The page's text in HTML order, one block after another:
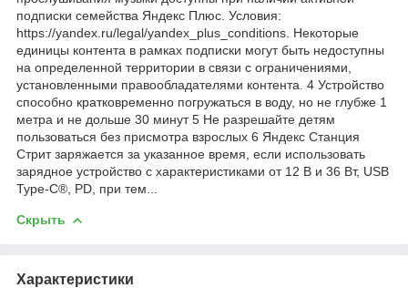
подписки семейства Яндекс Плюс. Условия:
https://yandex.ru/legal/yandex_plus_conditions. Некоторые
единицы контента в рамках подписки могут быть недоступны
на определенной территории в связи с ограничениями,
установленными правообладателями контента. 4 Устройство
способно кратковременно погружаться в воду, но не глубже 1
метра и не дольше 30 минут 5 Не разрешайте детям
пользоваться без присмотра взрослых 6 Яндекс Станция
Стрит заряжается за указанное время, если использовать
зарядное устройство с характеристиками от 12 В и 36 Вт, USB
Type-C®, PD, при тем...
Скрыть
Характеристики